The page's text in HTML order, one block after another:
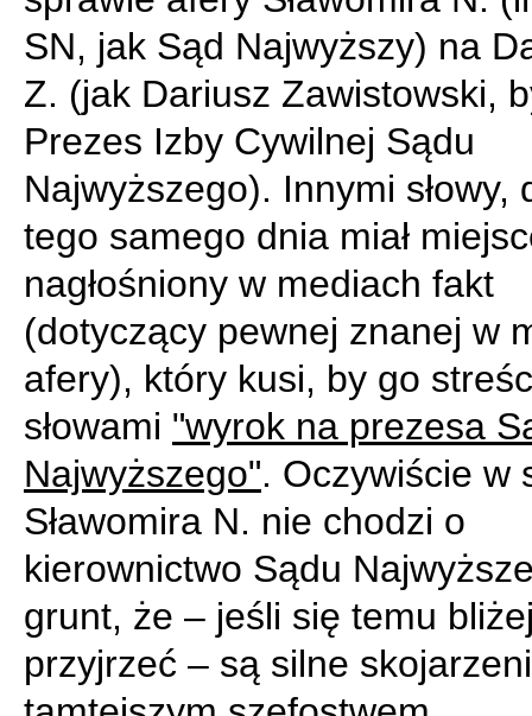
SN, jak Sąd Najwyższy) na
Z. (jak Dariusz Zawistowski,
Prezes Izby Cywilnej Sądu
Najwyższego). Innymi słowy,
tego samego dnia miał
nagłośniony w mediach fakt
(dotyczący pewnej znanej w
afery), który kusi, by go
słowami "wyrok na prezesa
Najwyższego". Oczywiście w
Sławomira N. nie chodzi o
kierownictwo Sądu
grunt, że – jeśli się temu
przyjrzeć – są silne